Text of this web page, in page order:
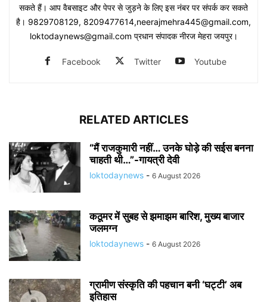
सकते हैं। आप वैबसाइट और पेपर से जुड़ने के लिए इस नंबर पर संपर्क कर सकते
है। 9829708129, 8209477614,neerajmehra445@gmail.com,
loktodaynews@gmail.com प्रधान संपादक नीरज मेहरा जयपुर।
Facebook Twitter Youtube
RELATED ARTICLES
“मैं राजकुमारी नहीं… उनके घोड़े की सईस बनना
चाहती थी…”-गायत्री देवी
loktodaynews - 6 August 2026
कठूमर में सुबह से झमाझम बारिश, मुख्य बाजार
जलमग्न
loktodaynews - 6 August 2026
ग्रामीण संस्कृति की पहचान बनी ‘घट्टी’ अब
इतिहास